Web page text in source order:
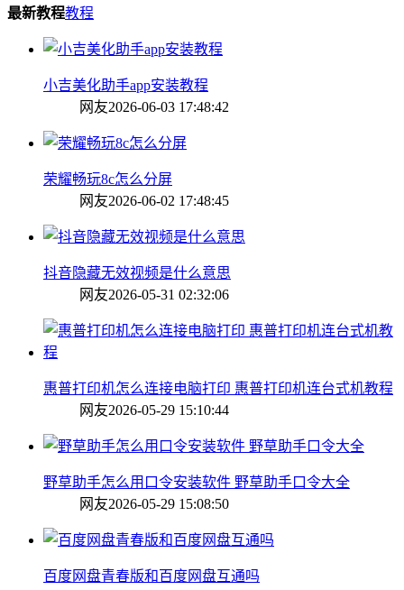
最新教程教程
小吉美化助手app安装教程
网友2026-06-03 17:48:42
荣耀畅玩8c怎么分屏
网友2026-06-02 17:48:45
抖音隐藏无效视频是什么意思
网友2026-05-31 02:32:06
惠普打印机怎么连接电脑打印 惠普打印机连台式机教程
网友2026-05-29 15:10:44
野草助手怎么用口令安装软件 野草助手口令大全
网友2026-05-29 15:08:50
百度网盘青春版和百度网盘互通吗